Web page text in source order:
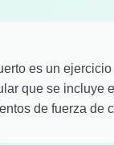
es un
que se incluye
de fuerza de